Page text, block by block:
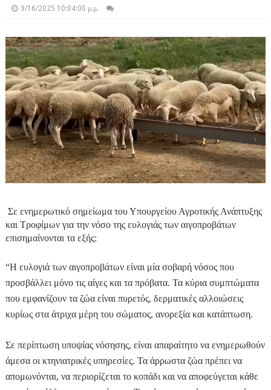
9/16/2025 10:04:00 μ.μ.
Σε ενημερωτικό σημείωμα του Υπουργείου Αγροτικής Ανάπτυξης
και Τροφίμων για την νόσο της ευλογιάς των αιγοπροβάτων
επισημαίνονται τα εξής:
“Η ευλογιά των αιγοπροβάτων είναι μία σοβαρή νόσος που
προσβάλλει μόνο τις αίγες και τα πρόβατα. Τα κύρια συμπτώματα
που εμφανίζουν τα ζώα είναι πυρετός, δερματικές αλλοιώσεις
κυρίως στα άτριχα μέρη του σώματος, ανορεξία και κατάπτωση.
Σε περίπτωση υποψίας νόσησης, είναι απαραίτητο να ενημερωθούν
άμεσα οι κτηνιατρικές υπηρεσίες. Τα άρρωστα ζώα πρέπει να
απομωνόνται, να περιορίζεται το κοπάδι και να αποφεύγεται κάθε